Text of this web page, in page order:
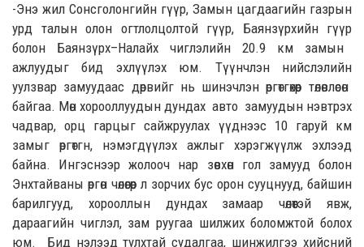
-Энэ жил Сонсголонгийн гүүр, Замын цагдаагийн газрын
урд талын олон огтлолцолтой гүүр, Баянзүрхийн гүүр
болон Баянзүрх–Налайх чиглэлийн 20.9 км замын
ажлуудыг бид эхлүүлэх юм. Түүнчлэн нийслэлийн
уулзвар замуудаас дөрвийг нь шинэчлэн өргөтгөхөөр төлөвлөсөн
байгаа. Мөн хорооллуудын дундах авто замуудын нэвтрэх
чадвар, орц гарцыгсайжруулах үүднээс 10 гаруй км
замыг өргөтгөн, нэмэгдүүлэх ажлыг хэрэгжүүлж эхлээд
байна. Ингэснээр жолооч нар зөвхөн гол замууд болон
Энхтайваны өргөн чөлөөгөөр л зорчих бус орон сууцнууд, байшин
барилгууд, хорооллын дундах замаарчөлөөтэйявж,
дараагийн чиглэл, зам руугаа шилжих боломжтой болох
юм. Бид нэлээд тулхтай судалгаа, шинжилгээ хийсний